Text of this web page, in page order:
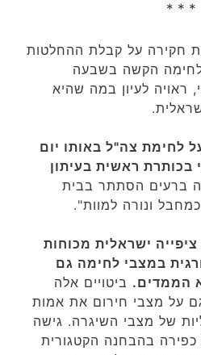
* * *
חקירה על קבלת ההחלטות
הקשה בשבעה
ראויה לעיון במה שהיא
לחימת צה"ל באותו יום
בכותרת ראשית בעיתון
ברעים הסתתר בבית
ונורה למוות".
ישראלית מכוחות
במצבי לחימה גם
הממדים. ביטויים אלה
על מצבי חירום את אמות
של מצבי השיגרה. גישה
בהבחנה הקטגורית